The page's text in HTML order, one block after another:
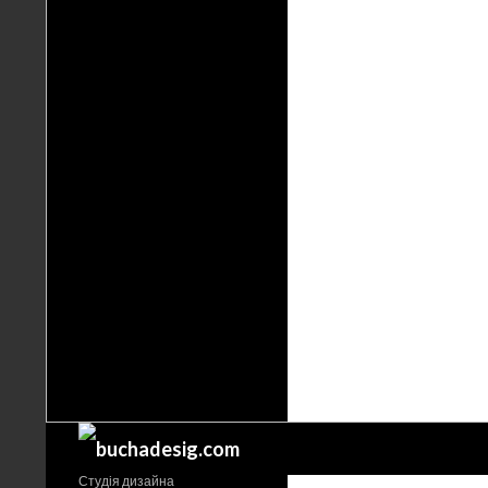
Поиск
Студія дизайна